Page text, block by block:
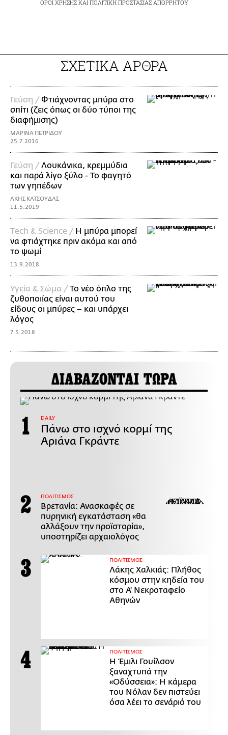
ΟΡΟΙ ΧΡΗΣΗΣΚΑΙ ΠΟΛΙΤΙΚΗ ΠΡΟΣΤΑΣΙΑΣ ΑΠΟΡΡΗΤΟΥ
ΣΧΕΤΙΚΑ ΑΡΘΡΑ
Γεύση /Φτιάχνοντας μπύρα στο
σπίτι (ζεις όπως οι δύο τύποι της
διαφήμισης)
ΜΑΡΙΝΑ ΠΕΤΡΙΔΟΥ
25.7.2016
Γεύση /Λουκάνικα, κρεμμύδια
και παρά λίγο ξύλο - Το φαγητό
των γηπέδων
ΑΚΗΣ ΚΑΤΣΟΥΔΑΣ
11.5.2019
Τech & Science / H μπύρα μπορεί
να φτιάχτηκε πριν ακόμα και από
το ψωμί
13.9.2018
Υγεία & Σώμα /Το νέο όπλο της
ζυθοποιίας είναι αυτού του
είδους οι μπύρες – και υπάρχει
λόγος
7.5.2018
ΔΙΑΒΑΖΟΝΤΑΙ ΤΩΡΑ
DAILY
Πάνω στο ισχνό κορμί της
Αριάνα Γκράντε
ΠΟΛΙΤΙΣΜΟΣ
Βρετανία: Ανασκαφές σε
πυρηνική εγκατάσταση «θα
αλλάξουν την προϊστορία»,
υποστηρίζει αρχαιολόγος
ΠΟΛΙΤΙΣΜΟΣ
Λάκης Χαλκιάς: Πλήθος
κόσμου στην κηδεία του
στο Α' Νεκροταφείο
Αθηνών
ΠΟΛΙΤΙΣΜΟΣ
Η Έμιλι Γουίλσον
ξαναχτυπά την
«Οδύσσεια»: Η κάμερα
του Νόλαν δεν πιστεύει
όσα λέει το σενάριό του